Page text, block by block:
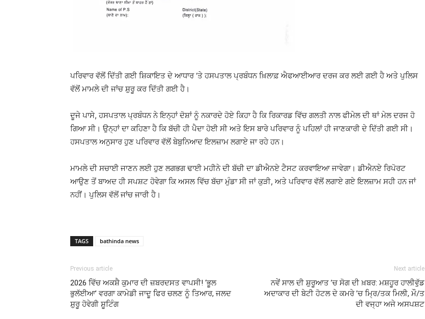
ਪਰਿਵਾਰ ਵੱਲੋਂ ਦਿੱਤੀ ਗਈ ਸ਼ਿਕਾਇਤ ਦੇ ਆਧਾਰ ‘ਤੇ ਹਸਪਤਾਲ ਪ੍ਰਬੰਧਨ ਖ਼ਿਲਾਫ਼ ਐਫਆਈਆਰ ਦਰਜ ਕਰ ਲਈ ਗਈ ਹੈ ਅਤੇ ਪੁਲਿਸ
ਵੱਲੋਂ ਮਾਮਲੇ ਦੀ ਜਾਂਚ ਸ਼ੁਰੂ ਕਰ ਦਿੱਤੀ ਗਈ ਹੈ।
ਦੂਜੇ ਪਾਸੇ, ਹਸਪਤਾਲ ਪ੍ਰਬੰਧਨ ਨੇ ਇਨ੍ਹਾਂ ਦੋਸ਼ਾਂ ਨੂੰ ਨਕਾਰਦੇ ਹੋਏ ਕਿਹਾ ਹੈ ਕਿ ਰਿਕਾਰਡ ਵਿੱਚ ਗਲਤੀ ਨਾਲ ਫੀਮੇਲ ਦੀ ਥਾਂ ਮੇਲ ਦਰਜ ਹੋ
ਗਿਆ ਸੀ। ਉਨ੍ਹਾਂ ਦਾ ਕਹਿਣਾ ਹੈ ਕਿ ਬੱਚੀ ਹੀ ਪੈਦਾ ਹੋਈ ਸੀ ਅਤੇ ਇਸ ਬਾਰੇ ਪਰਿਵਾਰ ਨੂੰ ਪਹਿਲਾਂ ਹੀ ਜਾਣਕਾਰੀ ਦੇ ਦਿੱਤੀ ਗਈ ਸੀ।
ਹਸਪਤਾਲ ਅਨੁਸਾਰ ਹੁਣ ਪਰਿਵਾਰ ਵੱਲੋਂ ਬੇਬੁਨਿਆਦ ਇਲਜ਼ਾਮ ਲਗਾਏ ਜਾ ਰਹੇ ਹਨ।
ਮਾਮਲੇ ਦੀ ਸਚਾਈ ਜਾਣਨ ਲਈ ਹੁਣ ਲਗਭਗ ਢਾਈ ਮਹੀਨੇ ਦੀ ਬੱਚੀ ਦਾ ਡੀਐਨਏ ਟੈਸਟ ਕਰਵਾਇਆ ਜਾਵੇਗਾ। ਡੀਐਨਏ ਰਿਪੋਰਟ
ਆਉਣ ਤੋਂ ਬਾਅਦ ਹੀ ਸਪਸ਼ਟ ਹੋਵੇਗਾ ਕਿ ਅਸਲ ਵਿੱਚ ਬੱਚਾ ਮੁੰਡਾ ਸੀ ਜਾਂ ਕੁੜੀ, ਅਤੇ ਪਰਿਵਾਰ ਵੱਲੋਂ ਲਗਾਏ ਗਏ ਇਲਜ਼ਾਮ ਸਹੀ ਹਨ ਜਾਂ
ਨਹੀਂ। ਪੁਲਿਸ ਵੱਲੋਂ ਜਾਂਚ ਜਾਰੀ ਹੈ।
TAGS bathinda news
Previous article
2026 ਵਿੱਚ ਅਕਸ਼ੈ ਕੁਮਾਰ ਦੀ ਜ਼ਬਰਦਸਤ ਵਾਪਸੀ! ‘ਭੂਲ
ਭੁਲੱਈਆ’ ਵਰਗਾ ਕਾਮੇਡੀ ਜਾਦੂ ਫਿਰ ਚਲਣ ਨੂੰ ਤਿਆਰ, ਜਲਦ
ਸ਼ੁਰੂ ਹੋਵੇਗੀ ਸ਼ੂਟਿੰਗ
Next article
ਨਵੇਂ ਸਾਲ ਦੀ ਸ਼ੁਰੂਆਤ ’ਚ ਸੋਗ ਦੀ ਖ਼ਬਰ: ਮਸ਼ਹੂਰ ਹਾਲੀਵੁੱਡ
ਅਦਾਕਾਰ ਦੀ ਬੇਟੀ ਹੋਟਲ ਦੇ ਕਮਰੇ ’ਚ ਮ੍ਰਿ/ਤਕ ਮਿਲੀ, ਮੌ/ਤ
ਦੀ ਵਜ੍ਹਾ ਅਜੇ ਅਸਪਸ਼ਟ